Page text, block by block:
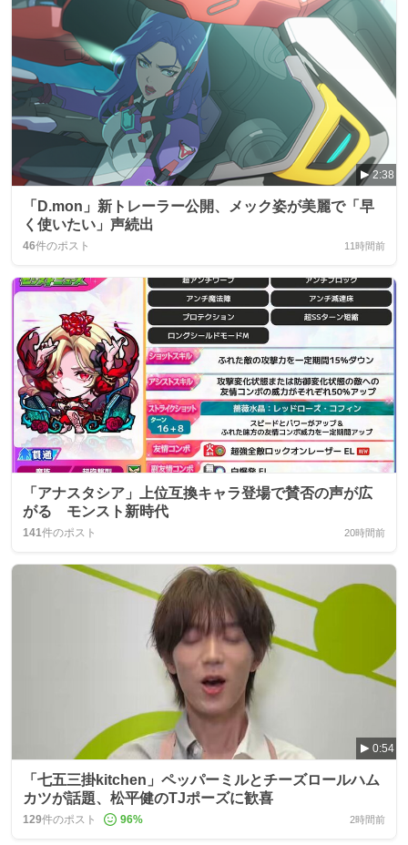
2:38
「D.mon」新トレーラー公開、メック姿が美麗で「早
く使いたい」声続出
46件のポスト 11時間前
「アナスタシア」上位互換キャラ登場で賛否の声が広
がる モンスト新時代
141件のポスト 20時間前
0:54
「七五三掛kitchen」ペッパーミルとチーズロールハム
カツが話題、松平健のTJポーズに歓喜
129件のポスト 96% 2時間前